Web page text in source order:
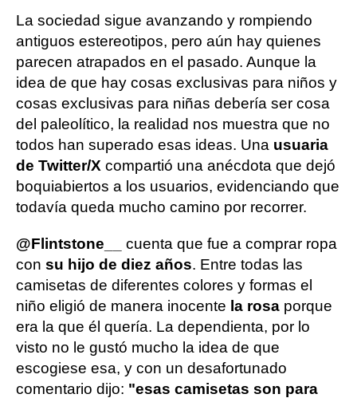
La sociedad sigue avanzando y rompiendo
antiguos estereotipos, pero aún hay quienes
parecen atrapados en el pasado. Aunque la
idea de que hay cosas exclusivas para niños y
cosas exclusivas para niñas debería ser cosa
del paleolítico, la realidad nos muestra que no
todos han superado esas ideas. Una usuaria
de Twitter/X compartió una anécdota que dejó
boquiabiertos a los usuarios, evidenciando que
todavía queda mucho camino por recorrer.
@Flintstone__
cuenta que fue a comprar ropa
con su hijo de diez años. Entre todas las
camisetas de diferentes colores y formas el
niño eligió de manera inocente la rosa porque
era la que él quería. La dependienta, por lo
visto no le gustó mucho la idea de que
escogiese esa, y con un desafortunado
comentario dijo: "esas camisetas son para